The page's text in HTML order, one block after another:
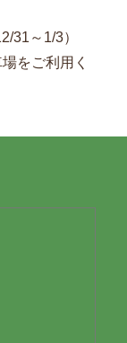
31～1/3）
をご利用く